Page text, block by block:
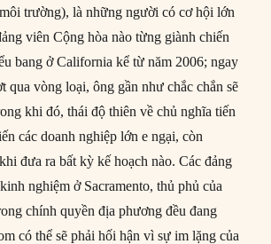
trường), là những người có cơ hội lớn
viên Cộng hòa nào từng giành chiến
bang ở California kể từ năm 2006; ngay
qua vòng loại, ông gần như chắc chắn sẽ
khi đó, thái độ thiên về chủ nghĩa tiến
các doanh nghiệp lớn e ngại, còn
đưa ra bất kỳ kế hoạch nào. Các đảng
nghiệm ở Sacramento, thủ phủ của
chính quyền địa phương đều đang
có thể sẽ phải hối hận vì sự im lặng của